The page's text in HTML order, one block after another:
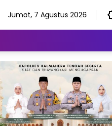
Jumat, 7 Agustus 2026